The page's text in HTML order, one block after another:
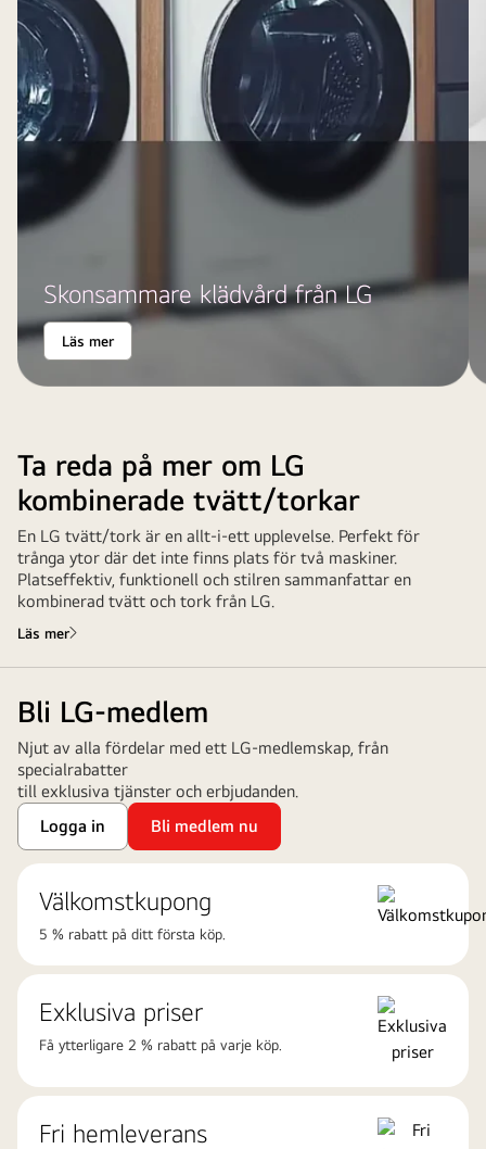
Skonsammare klädvård från LG
Läs mer
Ta reda på mer om LG
kombinerade tvätt/torkar
En LG tvätt/tork är en allt-i-ett upplevelse. Perfekt för
trånga ytor där det inte finns plats för två maskiner.
Platseffektiv, funktionell och stilren sammanfattar en
kombinerad tvätt och tork från LG.
Läs mer
Bli LG-medlem
Njut av alla fördelar med ett LG-medlemskap, från
specialrabatter
till exklusiva tjänster och erbjudanden.
Logga in
Bli medlem nu
Välkomstkupong
5 % rabatt på ditt första köp.
Exklusiva priser
Få ytterligare 2 % rabatt på varje köp.
Fri hemleverans